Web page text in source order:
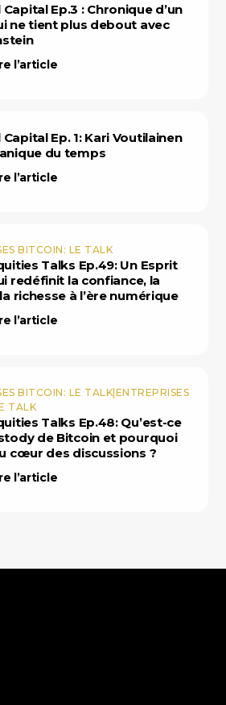
Ep.3 : Chronique d’un
ne tient plus debout avec
l’article
Ep. 1: Kari Voutilainen
du temps
l’article
BITCOIN: LE TALK
Talks Ep.49: Un Esprit
redéfinit la confiance, la
richesse à l’ère numérique
l’article
BITCOIN: LE TALK|ENTREPRISES
TALK
Talks Ep.48: Qu’est-ce
de Bitcoin et pourquoi
cœur des discussions ?
l’article